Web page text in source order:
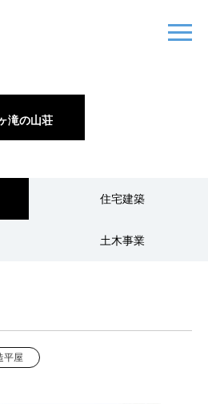
滝の山荘
住宅建築
土木事業
平屋